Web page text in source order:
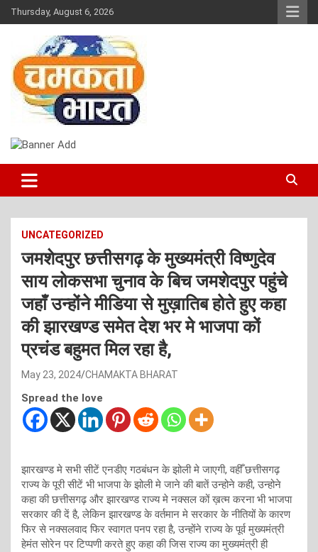
Skip
to
Thursday, August 6, 2026
CHAMAKTA BHARAT
UNCATEGORIZED
जमशेदपुर छत्तीसगढ़ के मुख्यमंत्री विष्णुदेव
साय लोकसभा चुनाव के बिच जमशेदपुर पहुंचे
जहाँ उन्होंने मीडिया से मुख़ातिब होते हुए कहा
की झारखण्ड समेत देश भर मे भाजपा कों
प्रचंड बहुमत मिल रहा है,
May 23, 2024 CHAMAKTA BHARAT
Spread the love
झारखण्ड मे सभी सीटें एनडीए गठबंधन के झोली मे जाएगी, वहीँ छत्तीसगढ़
राज्य के पूरी सीटें भी भाजपा के झोली मे जाने की बातें उन्होने कही, उन्होने
कहा की छत्तीसगढ़ और झारखण्ड राज्य मे नक्सल कों ख़त्म करना भी भाजपा
सरकार की दें है, लेकिन झारखण्ड के वर्तमान मे सरकार के नीतियों के कारण
फिर से नक्सलवाद फिर स्वागत पनप रहा है, उन्होंने राज्य के पूर्व मुख्यमंत्री
हेमंत सोरेन पर टिप्पणी करते हुए कहा की जिस राज्य का मुख्यमंत्री ही